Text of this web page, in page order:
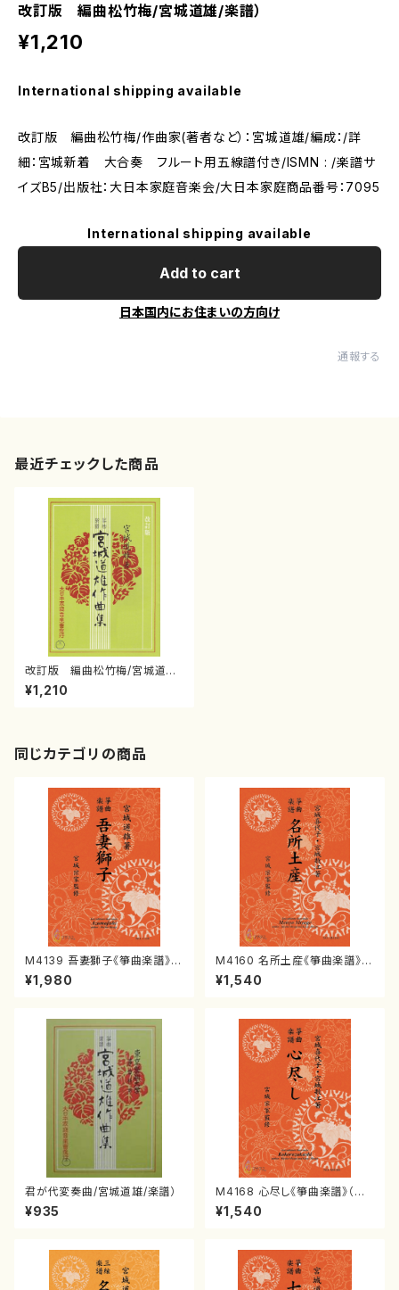
改訂版 編曲松竹梅/宮城道雄/楽譜）
¥1,210
International shipping available
改訂版 編曲松竹梅/作曲家(著者など）：宮城道雄/編成：/詳
細：宮城新着 大合奏 フルート用五線譜付き/ISMN : /楽譜サ
イズB5/出版社：大日本家庭音楽会/大日本家庭商品番号：7095
International shipping available
Add to cart
日本国内にお住まいの方向け
通報する
最近チェックした商品
改訂版 編曲松竹梅/宮城道雄/
楽譜）
¥1,210
同じカテゴリの商品
M4139 吾妻獅子《箏曲楽譜》
（箏/宮城道雄著・宮城宗家監修/
箏曲古典楽譜）
¥1,980
M4160 名所土産《箏曲楽譜》
（箏/宮城喜代子・宮城数江著・
宮城宗家監修/箏曲古典楽譜）
¥1,540
君が代変奏曲/宮城道雄/楽譜）
¥935
M4168 心尽し《箏曲楽譜》（箏/
宮城喜代子・宮城数江著・宮城
宗家監修/箏曲古典楽譜）
¥1,540